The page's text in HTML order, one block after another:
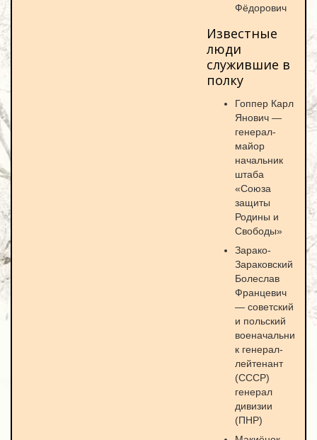
Фёдорович
Известные
люди
служившие в
полку
Гоппер Карл
Янович —
генерал-
майор
начальник
штаба
«Союза
защиты
Родины и
Свободы»
Зарако-
Зараковский
Болеслав
Францевич
— советский
и польский
военачальни
к генерал-
лейтенант
(СССР)
генерал
дивизии
(ПНР)